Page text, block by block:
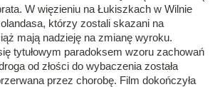
W więzieniu na Łukiszkach w Wilnie
którzy zostali skazani na
mają nadzieję na zmianę wyroku.
tytułowym paradoksem wzoru zachowań
od złości do wybaczenia została
przez chorobę. Film dokończyła